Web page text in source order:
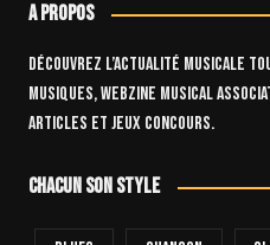
A propos
Découvrez l’actualité musicale
Musiques, webzine musical
articles et jeux concours.
Chacun son style